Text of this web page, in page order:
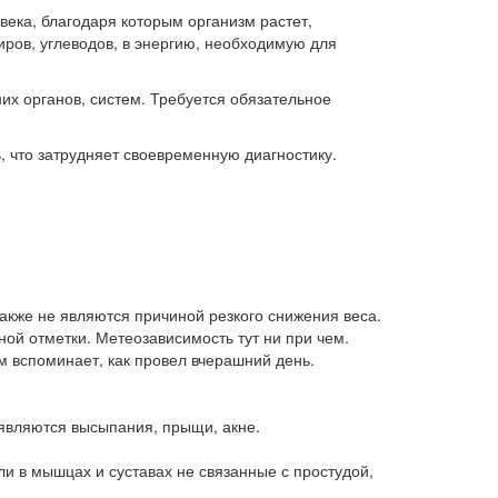
благодаря которым организм растет,
углеводов, в энергию, необходимую для
органов, систем. Требуется обязательное
затрудняет своевременную диагностику.
не являются причиной резкого снижения веса.
отметки. Метеозависимость тут ни при чем.
вспоминает, как провел вчерашний день.
высыпания, прыщи, акне.
мышцах и суставах не связанные с простудой,